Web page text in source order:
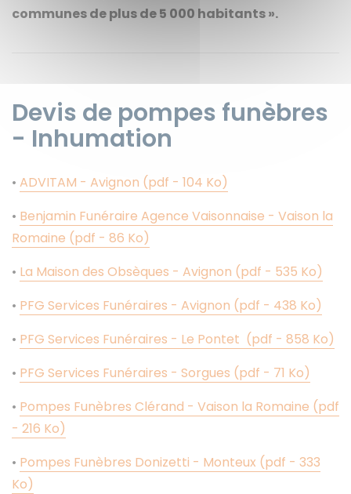
communes de plus de 5 000 habitants ».
Devis de pompes funèbres
- Inhumation
• ADVITAM - Avignon (pdf - 104 Ko)
• Benjamin Funéraire Agence Vaisonnaise - Vaison la
Romaine (pdf - 86 Ko)
• La Maison des Obsèques - Avignon (pdf - 535 Ko)
• PFG Services Funéraires - Avignon (pdf - 438 Ko)
• PFG Services Funéraires - Le Pontet (pdf - 858 Ko)
• PFG Services Funéraires - Sorgues (pdf - 71 Ko)
• Pompes Funèbres Clérand - Vaison la Romaine (pdf
- 216 Ko)
• Pompes Funèbres Donizetti - Monteux (pdf - 333
Ko)